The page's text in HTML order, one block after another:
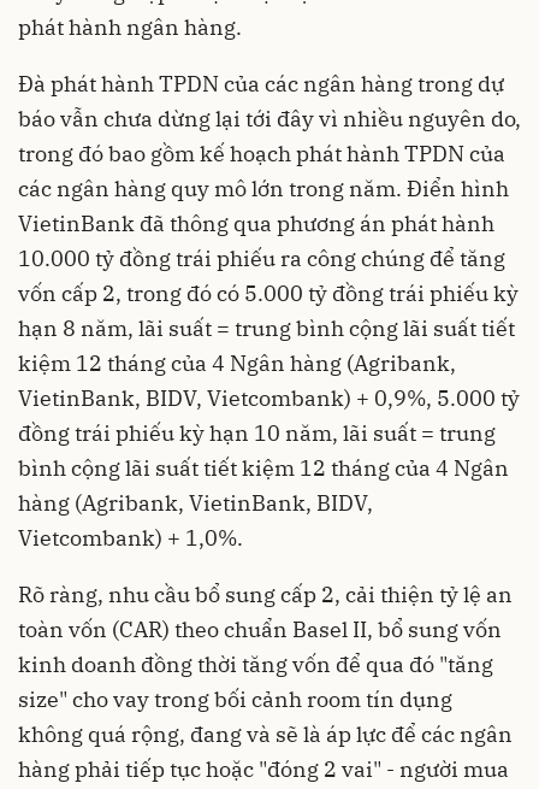
phát hành ngân hàng.
Đà phát hành TPDN của các ngân hàng trong dự
báo vẫn chưa dừng lại tới đây vì nhiều nguyên do,
trong đó bao gồm kế hoạch phát hành TPDN của
các ngân hàng quy mô lớn trong năm. Điển hình
VietinBank đã thông qua phương án phát hành
10.000 tỷ đồng trái phiếu ra công chúng để tăng
vốn cấp 2, trong đó có 5.000 tỷ đồng trái phiếu kỳ
hạn 8 năm, lãi suất = trung bình cộng lãi suất tiết
kiệm 12 tháng của 4 Ngân hàng (Agribank,
VietinBank, BIDV, Vietcombank) + 0,9%, 5.000 tỷ
đồng trái phiếu kỳ hạn 10 năm, lãi suất = trung
bình cộng lãi suất tiết kiệm 12 tháng của 4 Ngân
hàng (Agribank, VietinBank, BIDV,
Vietcombank) + 1,0%.
Rõ ràng, nhu cầu bổ sung cấp 2, cải thiện tỷ lệ an
toàn vốn (CAR) theo chuẩn Basel II, bổ sung vốn
kinh doanh đồng thời tăng vốn để qua đó "tăng
size" cho vay trong bối cảnh room tín dụng
không quá rộng, đang và sẽ là áp lực để các ngân
hàng phải tiếp tục hoặc "đóng 2 vai" - người mua